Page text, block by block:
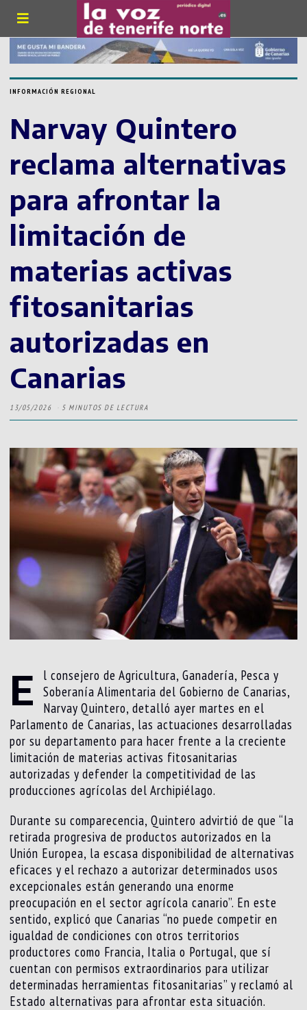
INFORMACIÓN REGIONAL
Narvay Quintero
reclama alternativas
para afrontar la
limitación de
materias activas
fitosanitarias
autorizadas en
Canarias
13/05/2026 5 MINUTOS DE LECTURA
E
l consejero de Agricultura, Ganadería, Pesca y
Soberanía Alimentaria del Gobierno de Canarias,
Narvay Quintero, detalló ayer martes en el
Parlamento de Canarias, las actuaciones desarrolladas
por su departamento para hacer frente a la creciente
limitación de materias activas fitosanitarias
autorizadas y defender la competitividad de las
producciones agrícolas del Archipiélago.
Durante su comparecencia, Quintero advirtió de que “la
retirada progresiva de productos autorizados en la
Unión Europea, la escasa disponibilidad de alternativas
eficaces y el rechazo a autorizar determinados usos
excepcionales están generando una enorme
preocupación en el sector agrícola canario”. En este
sentido, explicó que Canarias “no puede competir en
igualdad de condiciones con otros territorios
productores como Francia, Italia o Portugal, que sí
cuentan con permisos extraordinarios para utilizar
determinadas herramientas fitosanitarias” y reclamó al
Estado alternativas para afrontar esta situación.